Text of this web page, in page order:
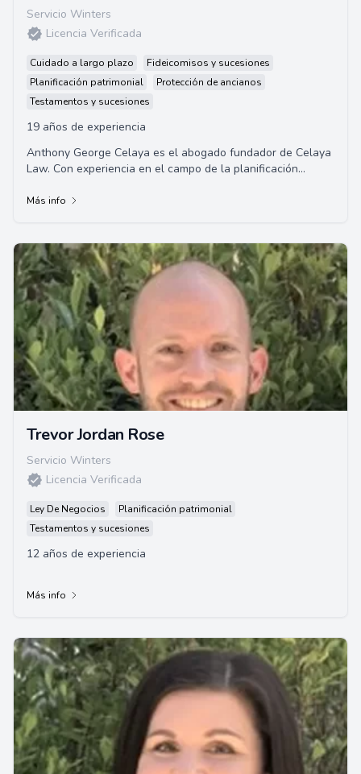
Servicio Winters
Licencia Verificada
Cuidado a largo plazo
Fideicomisos y sucesiones
Planificación patrimonial
Protección de ancianos
Testamentos y sucesiones
19 años de experiencia
Anthony George Celaya es el abogado fundador de Celaya
Law. Con experiencia en el campo de la planificación
Más info
Trevor Jordan Rose
Servicio Winters
Licencia Verificada
Ley De Negocios
Planificación patrimonial
Testamentos y sucesiones
12 años de experiencia
Más info